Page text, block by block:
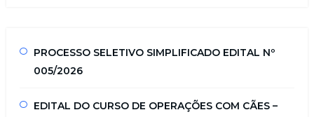
PROCESSO SELETIVO SIMPLIFICADO EDITAL Nº
005/2026
EDITAL DO CURSO DE OPERAÇÕES COM CÃES –